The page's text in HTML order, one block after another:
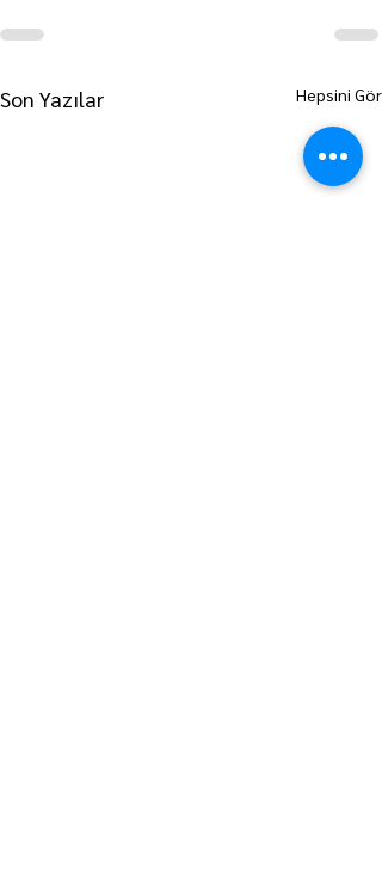
Son Yazılar Hepsini Gör